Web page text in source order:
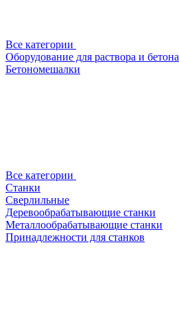
Все категории
Оборудование для раствора и бетона
Бетономешалки
Все категории
Станки
Сверлильные
Деревообрабатывающие станки
Металлообрабатывающие станки
Принадлежности для станков